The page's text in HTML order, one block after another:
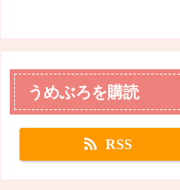
うめぶろを購読
RSS